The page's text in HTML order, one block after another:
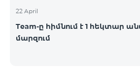
22 April
Team-ը հիմնում է 1 հեկտար
մարզում